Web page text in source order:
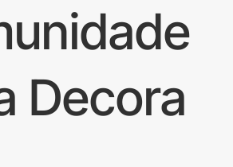
Decora